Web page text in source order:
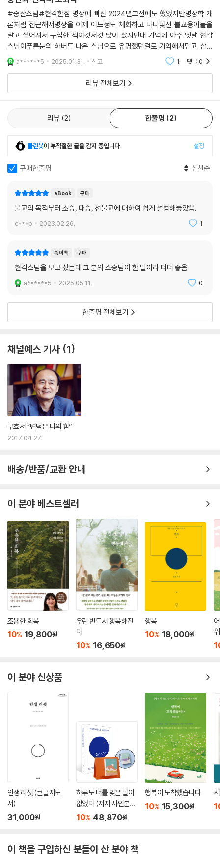
#숭산스님#현각한참 명상에 빠진 2024년그전에도 했었지만명상학 개
론처럼 접근해서명상을 이제 어느정도 체화하고 나니낯선 불교용어들을
알고 싶어져서 구입한 책이것저것 많이 샀지만내 기억에 아주 옛날 현각
스님이푸른눈의 하버드 나온 스님으로 유명했던걸로 기억해서믿고 삼목
차에서 내가 필요한 것 위주로 읽었지만,잘 정리되고 훌륭한, 두꺼운 책.선
의 나침반글쓴이숭산 저/현
a******5 2025.01.31. 신고 1 댓글0
리뷰 전체보기
리뷰 2 한줄평 2
클린봇이 부적절한 글을 감지 중입니다. 설정
구매한줄평 추천순
eBook 구매
불교의 목적부터 소승, 대승, 선불교에 대하여 쉽게 설법해놓았음.
c***p 2023.02.26. 1
종이책 구매
현각스님을 보고 샀는데 그 분의 스승님이 한 말이라 더더 좋음
a******5 2025.05.11. 0
한줄평 전체보기
채널예스 기사 1
구효서 “변덕은 나의 힘”
2017.04.27.
배송/반품/교환 안내
이 분야 베스트셀러
조용한 회복
10% 19,800원
우린 반드시 행복해진
다
10% 16,650원
행복
10% 18,000원
이 분야 신상품
인생 리셋 (큰글자도
서)
31,000원
하루도 너를 잊은 날이
없었다 (저자 사인본)
+ 명상가를 위한 365
10% 48,870원
행복이 도착했습니다
10% 15,300원
이 책을 구입하신 분들이 산 분야 책